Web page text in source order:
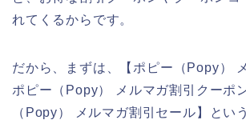
れてくるからです。
だから、まずは、【ポピー（Popy）
ポピー（Popy） メルマガ割引クーポ
（Popy） メルマガ割引セール】とい